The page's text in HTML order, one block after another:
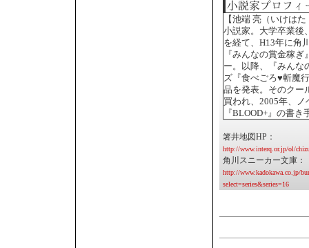
【池端 亮（いけは
小説家。大学卒業後
を経て、H13年に角
『みんなの賞金稼
ー。以降、『みんな
ズ『食べごろ♥斬魔
品を発表。そのクー
買われ、2005年、ノ
『BLOOD+』の書
箸井地図HP：
http://www.interq.or.jp/ol/
角川スニーカー文庫：
http://www.kadokawa.co.jp/
select=series&series=16